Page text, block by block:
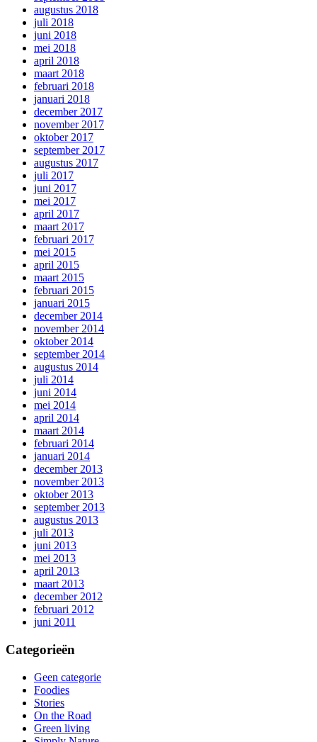
augustus 2018
juli 2018
juni 2018
mei 2018
april 2018
maart 2018
februari 2018
januari 2018
december 2017
november 2017
oktober 2017
september 2017
augustus 2017
juli 2017
juni 2017
mei 2017
april 2017
maart 2017
februari 2017
mei 2015
april 2015
maart 2015
februari 2015
januari 2015
december 2014
november 2014
oktober 2014
september 2014
augustus 2014
juli 2014
juni 2014
mei 2014
april 2014
maart 2014
februari 2014
januari 2014
december 2013
november 2013
oktober 2013
september 2013
augustus 2013
juli 2013
juni 2013
mei 2013
april 2013
maart 2013
december 2012
februari 2012
juni 2011
Categorieën
Geen categorie
Foodies
Stories
On the Road
Green living